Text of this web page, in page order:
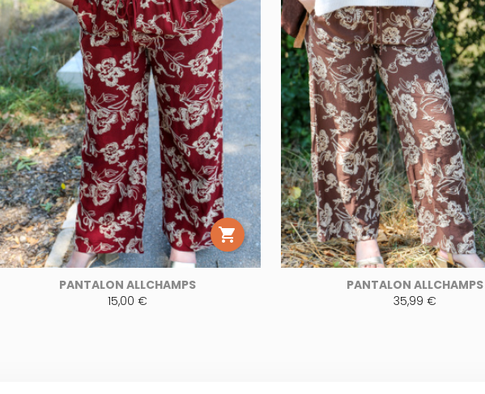

PANTALON ALLCHAMPS
15,00 €
PANTALON ALLCHAMPS
35,99 €